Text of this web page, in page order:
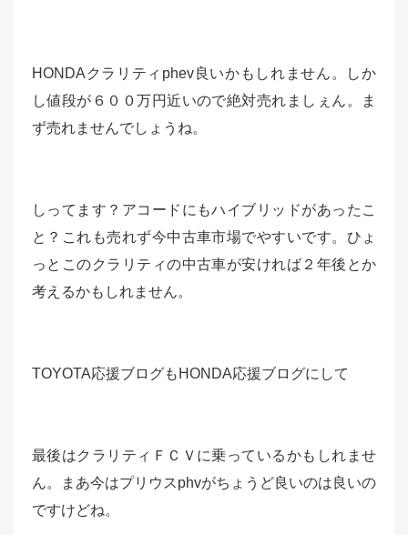
HONDAクラリティphev良いかもしれません。しか
し値段が６００万円近いので絶対売れましぇん。ま
ず売れませんでしょうね。
しってます？アコードにもハイブリッドがあったこ
と？これも売れず今中古車市場でやすいです。ひょ
っとこのクラリティの中古車が安ければ２年後とか
考えるかもしれません。
TOYOTA応援ブログもHONDA応援ブログにして
最後はクラリティＦＣＶに乗っているかもしれませ
ん。まあ今はプリウスphvがちょうど良いのは良いの
ですけどね。